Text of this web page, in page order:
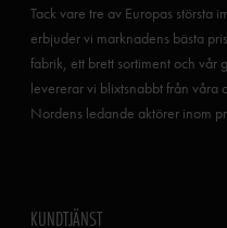
Tack vare tre av Europas största
erbjuder vi marknadens bästa
fabrik, ett brett sortiment och
levererar vi blixtsnabbt från
Nordens ledande aktörer inom
KUNDTJÄNST